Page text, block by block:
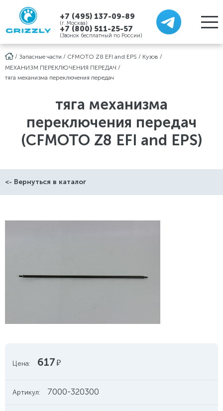
+7 (495) 137-09-89
(г. Москва)
+7 (800) 511-25-57
(Звонок бесплатный по России)
/ Запасные части / CFMOTO Z8 EFI and EPS / Кузов /
МЕХАНИЗМ ПЕРЕКЛЮЧЕНИЯ ПЕРЕДАЧ /
тяга механизма переключения передач
тяга механизма
переключения передач
(CFMOTO Z8 EFI and EPS)
<- Вернуться в каталог
Цена: 617руб.
Артикул: 7000-320300